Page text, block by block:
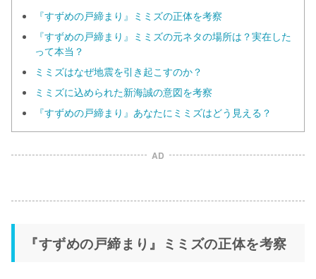
『すずめの戸締まり』ミミズの正体を考察
『すずめの戸締まり』ミミズの元ネタの場所は？実在した
って本当？
ミミズはなぜ地震を引き起こすのか？
ミミズに込められた新海誠の意図を考察
『すずめの戸締まり』あなたにミミズはどう見える？
AD
『すずめの戸締まり』ミミズの正体を考察